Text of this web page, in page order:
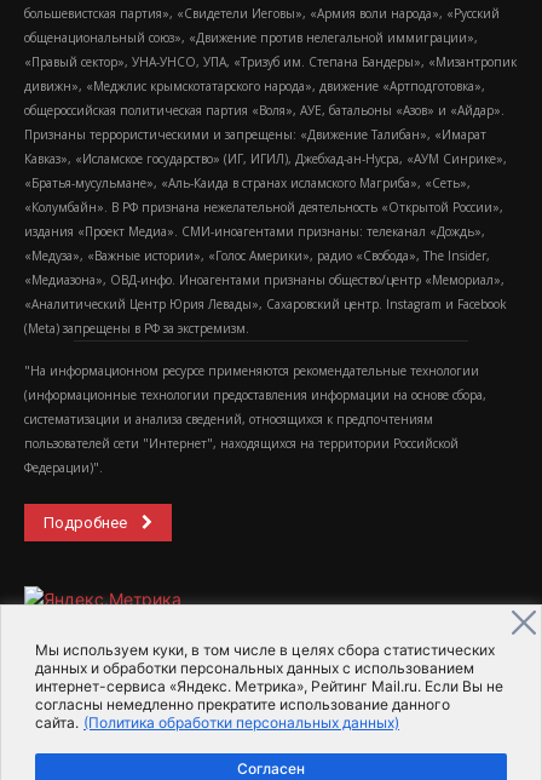
Мы используем куки, в том числе в целях сбора статистических
данных и обработки персональных данных с использованием
интернет-сервиса «Яндекс. Метрика», Рейтинг Mail.ru. Если Вы не
согласны немедленно прекратите использование данного
сайта. (Политика обработки персональных данных)
Согласен
большевистская партия», «Свидетели Иеговы», «Армия воли народа», «Русский
общенациональный союз», «Движение против нелегальной иммиграции»,
«Правый сектор», УНА-УНСО, УПА, «Тризуб им. Степана Бандеры», «Мизантропик
дивижн», «Меджлис крымскотатарского народа», движение «Артподготовка»,
общероссийская политическая партия «Воля», АУЕ, батальоны «Азов» и «Айдар».
Признаны террористическими и запрещены: «Движение Талибан», «Имарат
Кавказ», «Исламское государство» (ИГ, ИГИЛ), Джебхад-ан-Нусра, «АУМ Синрике»,
«Братья-мусульмане», «Аль-Каида в странах исламского Магриба», «Сеть»,
«Колумбайн». В РФ признана нежелательной деятельность «Открытой России»,
издания «Проект Медиа». СМИ-иноагентами признаны: телеканал «Дождь»,
«Медуза», «Важные истории», «Голос Америки», радио «Свобода», The Insider,
«Медиазона», ОВД-инфо. Иноагентами признаны общество/центр «Мемориал»,
«Аналитический Центр Юрия Левады», Сахаровский центр. Instagram и Facebook
(Metа) запрещены в РФ за экстремизм.
"На информационном ресурсе применяются рекомендательные технологии
(информационные технологии предоставления информации на основе сбора,
систематизации и анализа сведений, относящихся к предпочтениям
пользователей сети "Интернет", находящихся на территории Российской
Федерации)".
Подробнее
2015-2026- Информационное агентство МедиаПоток
Для справки Об издании
Пользовательское соглашение
Политика обработки персональных данных